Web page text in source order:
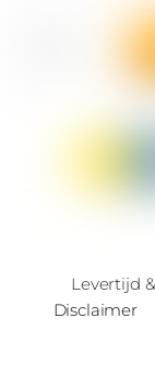
Levertijd
Disclaimer